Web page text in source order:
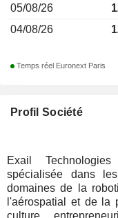
Profil Société
Exail
spécialisée dans
domaines de la
l'aérospatial et de la
culture
05/08/26
04/08/26
Temps réel Euronext Paris